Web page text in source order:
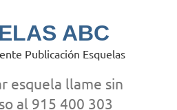
ABC
Publicación Esquelas
esquela llame sin
al 915 400 303